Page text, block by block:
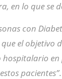
en lo que se
con
el objetivo
en
pacientes”.